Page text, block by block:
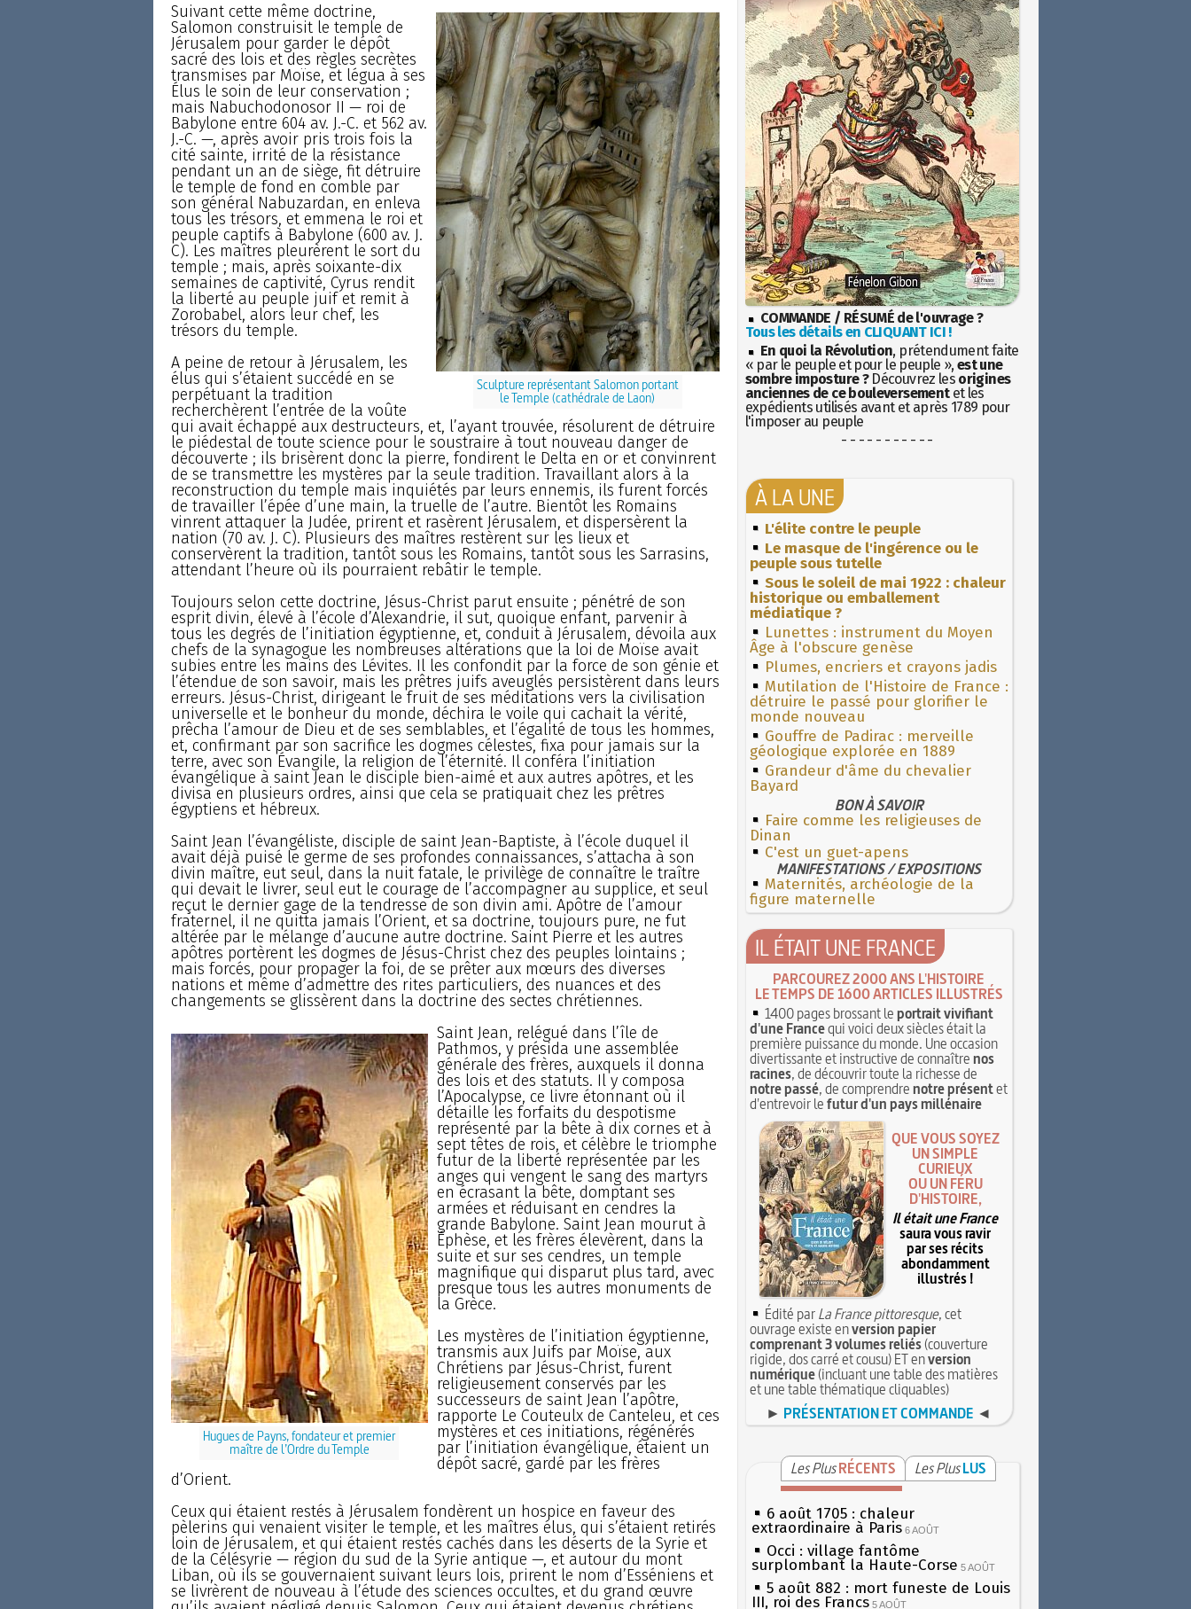
Sculpture représentant Salomon portant
le Temple (cathédrale de Laon)
Suivant cette même doctrine,
Salomon construisit le temple de
Jérusalem pour garder le dépôt
sacré des lois et des règles secrètes
transmises par Moïse, et légua à ses
Élus le soin de leur conservation ;
mais Nabuchodonosor II — roi de
Babylone entre 604 av. J.-C. et 562 av.
J.-C. —, après avoir pris trois fois la
cité sainte, irrité de la résistance
pendant un an de siège, fit détruire
le temple de fond en comble par
son général Nabuzardan, en enleva
tous les trésors, et emmena le roi et
peuple captifs à Babylone (600 av. J.
C). Les maîtres pleurèrent le sort du
temple ; mais, après soixante-dix
semaines de captivité, Cyrus rendit
la liberté au peuple juif et remit à
Zorobabel, alors leur chef, les
trésors du temple.
A peine de retour à Jérusalem, les
élus qui s’étaient succédé en se
perpétuant la tradition
recherchèrent l’entrée de la voûte
qui avait échappé aux destructeurs, et, l’ayant trouvée, résolurent de détruire
le piédestal de toute science pour le soustraire à tout nouveau danger de
découverte ; ils brisèrent donc la pierre, fondirent le Delta en or et convinrent
de se transmettre les mystères par la seule tradition. Travaillant alors à la
reconstruction du temple mais inquiétés par leurs ennemis, ils furent forcés
de travailler l’épée d’une main, la truelle de l’autre. Bientôt les Romains
vinrent attaquer la Judée, prirent et rasèrent Jérusalem, et dispersèrent la
nation (70 av. J. C). Plusieurs des maîtres restèrent sur les lieux et
conservèrent la tradition, tantôt sous les Romains, tantôt sous les Sarrasins,
attendant l’heure où ils pourraient rebâtir le temple.
Toujours selon cette doctrine, Jésus-Christ parut ensuite ; pénétré de son
esprit divin, élevé à l’école d’Alexandrie, il sut, quoique enfant, parvenir à
tous les degrés de l’initiation égyptienne, et, conduit à Jérusalem, dévoila aux
chefs de la synagogue les nombreuses altérations que la loi de Moïse avait
subies entre les mains des Lévites. Il les confondit par la force de son génie et
l’étendue de son savoir, mais les prêtres juifs aveuglés persistèrent dans leurs
erreurs. Jésus-Christ, dirigeant le fruit de ses méditations vers la civilisation
universelle et le bonheur du monde, déchira le voile qui cachait la vérité,
prêcha l’amour de Dieu et de ses semblables, et l’égalité de tous les hommes,
et, confirmant par son sacrifice les dogmes célestes, fixa pour jamais sur la
terre, avec son Évangile, la religion de l’éternité. Il conféra l’initiation
évangélique à saint Jean le disciple bien-aimé et aux autres apôtres, et les
divisa en plusieurs ordres, ainsi que cela se pratiquait chez les prêtres
égyptiens et hébreux.
Saint Jean l’évangéliste, disciple de saint Jean-Baptiste, à l’école duquel il
avait déjà puisé le germe de ses profondes connaissances, s’attacha à son
divin maître, eut seul, dans la nuit fatale, le privilège de connaître le traître
qui devait le livrer, seul eut le courage de l’accompagner au supplice, et seul
reçut le dernier gage de la tendresse de son divin ami. Apôtre de l’amour
fraternel, il ne quitta jamais l’Orient, et sa doctrine, toujours pure, ne fut
altérée par le mélange d’aucune autre doctrine. Saint Pierre et les autres
apôtres portèrent les dogmes de Jésus-Christ chez des peuples lointains ;
mais forcés, pour propager la foi, de se prêter aux mœurs des diverses
nations et même d’admettre des rites particuliers, des nuances et des
changements se glissèrent dans la doctrine des sectes chrétiennes.
Hugues de Payns, fondateur et premier
maître de l’Ordre du Temple
Saint Jean, relégué dans l’île de
Pathmos, y présida une assemblée
générale des frères, auxquels il donna
des lois et des statuts. Il y composa
l’Apocalypse, ce livre étonnant où il
détaille les forfaits du despotisme
représenté par la bête à dix cornes et à
sept têtes de rois, et célèbre le triomphe
futur de la liberté représentée par les
anges qui vengent le sang des martyrs
en écrasant la bête, domptant ses
armées et réduisant en cendres la
grande Babylone. Saint Jean mourut à
Éphèse, et les frères élevèrent, dans la
suite et sur ses cendres, un temple
magnifique qui disparut plus tard, avec
presque tous les autres monuments de
la Grèce.
Les mystères de l’initiation égyptienne,
transmis aux Juifs par Moïse, aux
Chrétiens par Jésus-Christ, furent
religieusement conservés par les
successeurs de saint Jean l’apôtre,
rapporte Le Couteulx de Canteleu, et ces
mystères et ces initiations, régénérés
par l’initiation évangélique, étaient un
dépôt sacré, gardé par les frères
d’Orient.
Ceux qui étaient restés à Jérusalem fondèrent un hospice en faveur des
pèlerins qui venaient visiter le temple, et les maîtres élus, qui s’étaient retirés
loin de Jérusalem, et qui étaient restés cachés dans les déserts de la Syrie et
de la Célésyrie — région du sud de la Syrie antique —, et autour du mont
Liban, où ils se gouvernaient suivant leurs lois, prirent le nom d’Esséniens et
se livrèrent de nouveau à l’étude des sciences occultes, et du grand œuvre
COMMANDE / RÉSUMÉ de l'ouvrage ?
Tous les détails en CLIQUANT ICI !
En quoi la Révolution, prétendument faite
« par le peuple et pour le peuple », est une
sombre imposture ?Découvrez les origines
anciennes de ce bouleversementet les
expédients utilisés avant et après 1789 pour
l'imposer au peuple
- - - - - - - - - - -
À LA UNE
L'élite contre le peuple
Le masque de l'ingérence ou le
peuple sous tutelle
Sous le soleil de mai 1922 : chaleur
historique ou emballement
médiatique ?
Lunettes : instrument du Moyen
Âge à l'obscure genèse
Plumes, encriers et crayons jadis
Mutilation de l'Histoire de France :
détruire le passé pour glorifier le
monde nouveau
Gouffre de Padirac : merveille
géologique explorée en 1889
Grandeur d'âme du chevalier
Bayard
BON À SAVOIR
Faire comme les religieuses de
Dinan
C'est un guet-apens
MANIFESTATIONS / EXPOSITIONS
Maternités, archéologie de la
figure maternelle
IL ÉTAIT UNE FRANCE
PARCOUREZ 2000 ANS L'HISTOIRE
LE TEMPS DE 1600 ARTICLES ILLUSTRÉS
1400 pages brossant leportrait vivifiant
d'une Francequi voici deux siècles était la
première puissance du monde. Une occasion
divertissante et instructive de connaîtrenos
racines, de découvrir toute la richesse de
notre passé, de comprendrenotre présentet
d'entrevoir lefutur d'un pays millénaire
QUE VOUS SOYEZ
UN SIMPLE
CURIEUX
OU UN FÉRU
D'HISTOIRE,
Il était une France
saura vous ravir
par ses récits
abondamment
illustrés !
Édité parLa France pittoresque, cet
ouvrage existe enversion papier
comprenant 3 volumes reliés(couverture
rigide, dos carré et cousu) ET enversion
numérique(incluant une table des matières
et une table thématique cliquables)
► PRÉSENTATION ET COMMANDE ◄
Les Plus RÉCENTS Les Plus LUS
6 août 1705 : chaleur
extraordinaire à Paris 6 AOÛT
Occi : village fantôme
surplombant la Haute-Corse 5 AOÛT
5 août 882 : mort funeste de Louis
III, roi des Francs 5 AOÛT